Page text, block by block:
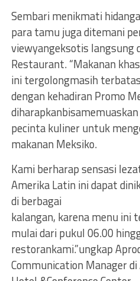
Sembari menikmati
para tamu juga ditemani
viewyangeksotis langsung
Restaurant. “Makanan
ini tergolongmasih
dengan kehadiran Promo
pecinta kuliner untuk
makanan Meksiko.
Kami berharap sensasi
Amerika Latin ini dapat
di berbagai
kalangan, karena menu ini
mulai dari pukul 06.00
restorankami.”ungkap
Communication Manager